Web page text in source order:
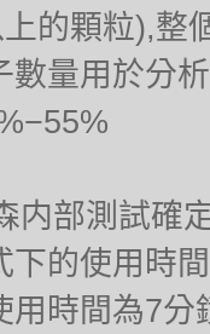
的顆粒),整
數量用於分
内部測試確
下的使用時
用時間為7分